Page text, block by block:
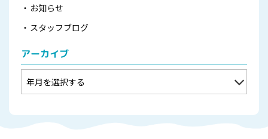
お知らせ
スタッフブログ
アーカイブ